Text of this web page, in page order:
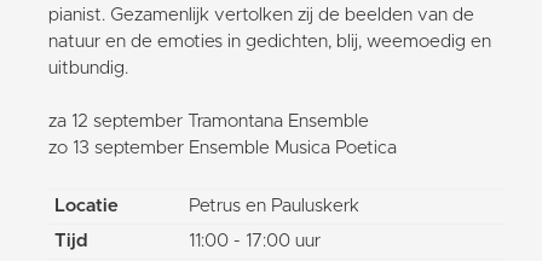
pianist. Gezamenlijk vertolken zij de beelden van de
natuur en de emoties in gedichten, blij, weemoedig en
uitbundig.
za 12 september Tramontana Ensemble
zo 13 september Ensemble Musica Poetica
Locatie
Petrus en Pauluskerk
Tijd
11:00 - 17:00 uur